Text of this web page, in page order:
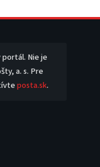
portál. Nie je
a. s. Pre
posta.sk.